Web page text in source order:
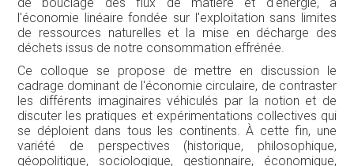
historique des pratiques et des concepts, seront
examinés les enjeux et pratiques contemporains de
l'économie circulaire : enjeux de régulation, démarches
territoriales faisant émerger de nouveaux communs ;
rapports à la technologie et à l'innovation, y compris à
travers la fabrication de nouveaux imaginaires ; modèles
et pratiques sectorielles. Parallèlement, on réfléchira
aussi à ce qui s'invente sur le terrain et aux nouvelles
conceptions de l'économie circulaire. Enfin, on se
demandera si cette démarche peut constituer un modèle
de résilience en temps de crise et au-delà.